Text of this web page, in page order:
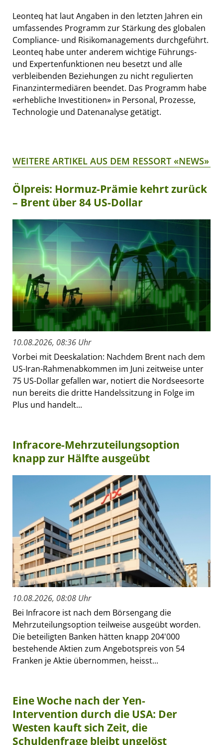
Leonteq hat laut Angaben in den letzten Jahren ein
umfassendes Programm zur Stärkung des globalen
Compliance- und Risikomanagements durchgeführt.
Leonteq habe unter anderem wichtige Führungs-
und Expertenfunktionen neu besetzt und alle
verbleibenden Beziehungen zu nicht regulierten
Finanzintermediären beendet. Das Programm habe
«erhebliche Investitionen» in Personal, Prozesse,
Technologie und Datenanalyse getätigt.
WEITERE ARTIKEL AUS DEM RESSORT «NEWS»
Ölpreis: Hormuz-Prämie kehrt zurück
– Brent über 84 US-Dollar
10.08.2026, 08:36 Uhr
Vorbei mit Deeskalation: Nachdem Brent nach dem
US-Iran-Rahmenabkommen im Juni zeitweise unter
75 US-Dollar gefallen war, notiert die Nordseesorte
nun bereits die dritte Handelssitzung in Folge im
Plus und handelt...
Infracore-Mehrzuteilungsoption
knapp zur Hälfte ausgeübt
10.08.2026, 08:08 Uhr
Bei Infracore ist nach dem Börsengang die
Mehrzuteilungsoption teilweise ausgeübt worden.
Die beteiligten Banken hätten knapp 204'000
bestehende Aktien zum Angebotspreis von 54
Franken je Aktie übernommen, heisst...
Eine Woche nach der Yen-
Intervention durch die USA: Der
Westen kauft sich Zeit, die
Schuldenfrage bleibt ungelöst